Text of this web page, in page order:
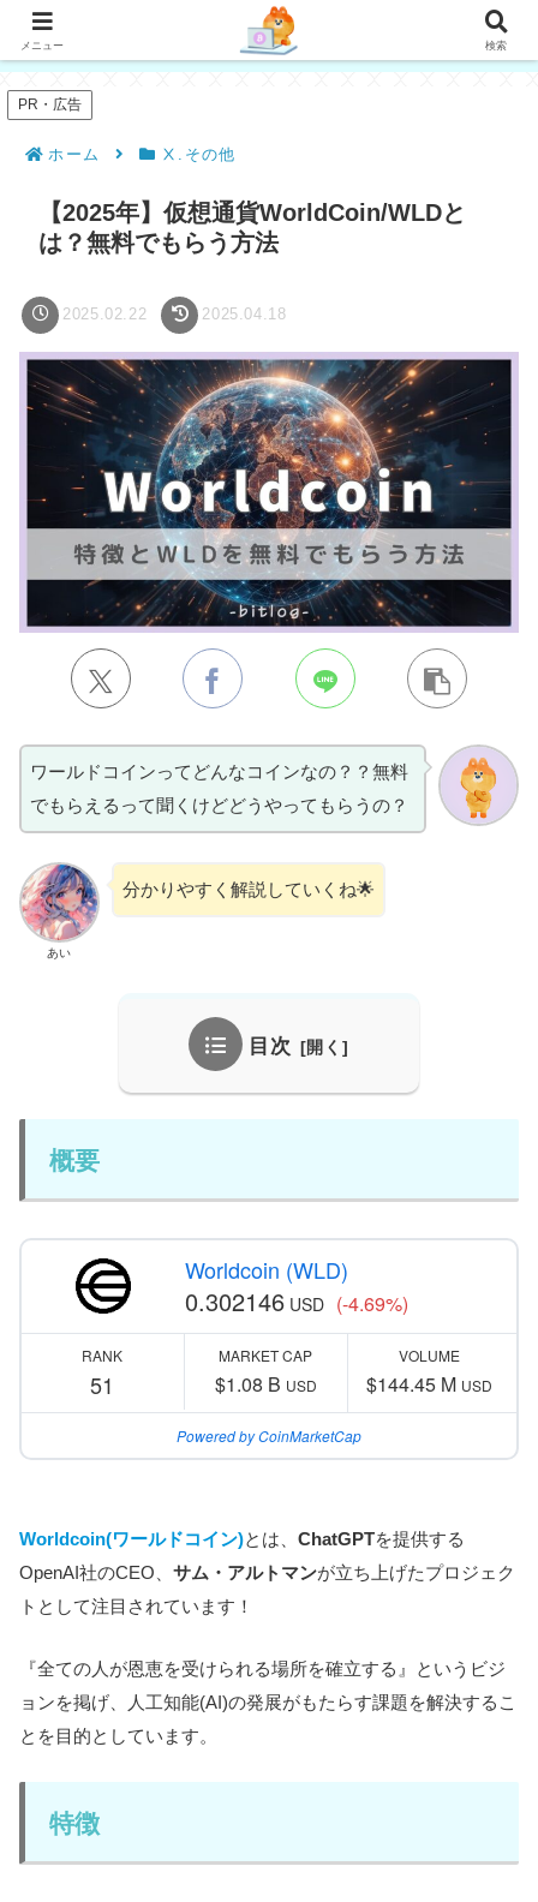
PR・広告
ホーム Ⅹ.その他
【2025年】仮想通貨WorldCoin/WLDと
は？無料でもらう方法
2025.02.22 2025.04.18
ワールドコインってどんなコインなの？？無料
でもらえるって聞くけどどうやってもらうの？
あい
分かりやすく解説していくね🌟
目次
概要
Worldcoin (WLD)
0.302146 USD (-4.69%)
RANK
51
MARKET CAP
$1.08 B USD
VOLUME
$144.45 M USD
Powered by CoinMarketCap
Worldcoin(ワールドコイン)とは、 ChatGPTを提供する
OpenAI社のCEO、 サム・アルトマンが立ち上げたプロジェク
トとして注目されています！
『全ての人が恩恵を受けられる場所を確立する』というビジ
ョンを掲げ、人工知能(AI)の発展がもたらす課題を解決するこ
とを目的としています。
特徴
メニュー 検索